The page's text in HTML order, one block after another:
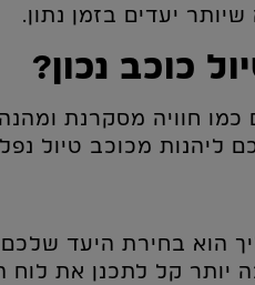
שיותר יעדים בזמן נתון.
כוכב נכון?
חוויה מסקרנת
ליהנות מכוכב טיול
הוא בחירת היעד
יותר קל לתכנן את